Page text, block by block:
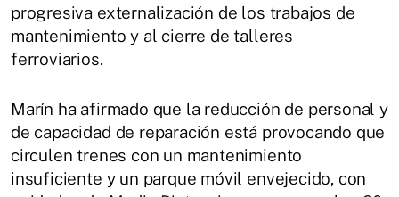
progresiva externalización de los trabajos de
mantenimiento y al cierre de talleres
ferroviarios.
Marín ha afirmado que la reducción de personal y
de capacidad de reparación está provocando que
circulen trenes con un mantenimiento
insuficiente y un parque móvil envejecido, con